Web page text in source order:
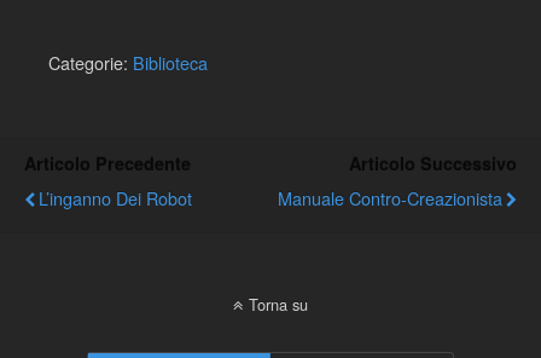
Categorie: Biblioteca
Articolo Precedente
L’inganno Dei Robot
Articolo Successivo
Manuale Contro-Creazionista
Torna su